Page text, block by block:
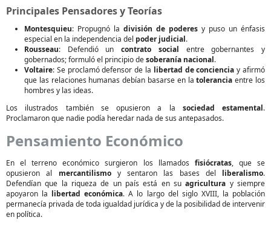
Principales Pensadores y Teorías
Montesquieu: Propugnó la división de poderes y puso un énfasis
especial en la independencia del poder judicial.
Rousseau: Defendió uncontrato social entre gobernantes y
gobernados; formuló el principio desoberanía nacional.
Voltaire: Se proclamó defensor de la libertad de conciencia y afirmó
que las relaciones humanas debían basarse en latolerancia entre los
hombres y las ideas.
Los ilustrados también se opusieron a la sociedad estamental.
Proclamaron que nadie podía heredar nada de sus antepasados.
Pensamiento Económico
En el terreno económico surgieron los llamados fisiócratas, que se
opusieron al mercantilismoy sentaron las bases del liberalismo.
Defendían que la riqueza de un país está en suagricultura y siempre
apoyaron la libertad económica. A lo largo del siglo XVIII, la población
permanecía privada de toda igualdad jurídica y de la posibilidad de intervenir
en política.